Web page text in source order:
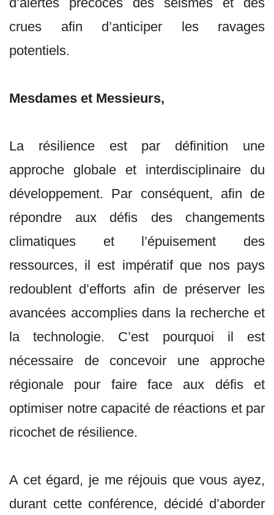
crues afin d’anticiper les ravages
potentiels.
Mesdames et Messieurs,
La résilience est par définition une
approche globale et interdisciplinaire du
développement. Par conséquent, afin de
répondre aux défis des changements
climatiques et l’épuisement des
ressources, il est impératif que nos pays
redoublent d’efforts afin de préserver les
avancées accomplies dans la recherche et
la technologie. C’est pourquoi il est
nécessaire de concevoir une approche
régionale pour faire face aux défis et
optimiser notre capacité de réactions et par
ricochet de résilience.
A cet égard, je me réjouis que vous ayez,
durant cette conférence, décidé d’aborder